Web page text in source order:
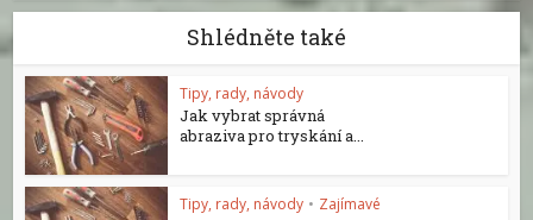
Shlédněte také
Tipy, rady, návody
Jak vybrat správná
abraziva pro tryskání a...
Tipy, rady, návody • Zajímavé